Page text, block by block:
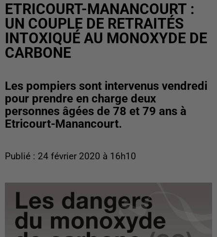
ETRICOURT-MANANCOURT :
UN COUPLE DE RETRAITÉS
INTOXIQUÉ AU MONOXYDE DE
CARBONE
Les pompiers sont intervenus vendredi
pour prendre en charge deux
personnes âgées de 78 et 79 ans à
Etricourt-Manancourt.
Publié : 24 février 2020 à 16h10